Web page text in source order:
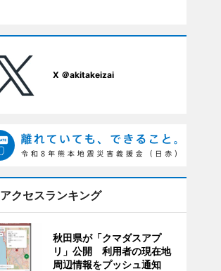
X ＠akitakeizai
アクセスランキング
秋田県が「クマダスアプ
リ」公開 利用者の現在地
周辺情報をプッシュ通知